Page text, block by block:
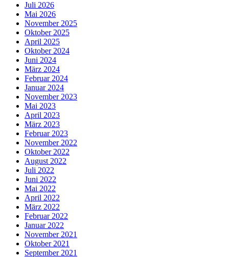
Juli 2026
Mai 2026
November 2025
Oktober 2025
April 2025
Oktober 2024
Juni 2024
März 2024
Februar 2024
Januar 2024
November 2023
Mai 2023
April 2023
März 2023
Februar 2023
November 2022
Oktober 2022
August 2022
Juli 2022
Juni 2022
Mai 2022
April 2022
März 2022
Februar 2022
Januar 2022
November 2021
Oktober 2021
September 2021